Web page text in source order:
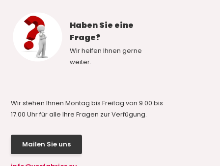
Haben Sie eine
Frage?
Wir helfen Ihnen gerne
weiter.
Wir stehen Ihnen Montag bis Freitag von 9.00 bis
17.00 Uhr für alle Ihre Fragen zur Verfügung.
Mailen Sie uns